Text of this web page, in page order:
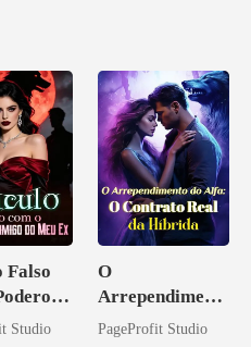
Falso
Meu
Studio
O
Arrependiment
o do Alfa: O
PageProfit Studio